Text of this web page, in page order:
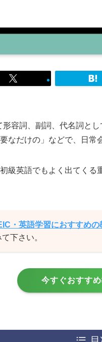
形容詞、副詞、代名詞と
なだけの」などで、日常
級英語でもよく出てくる
・英語学習におすすめの
下さい。
今すぐおすす